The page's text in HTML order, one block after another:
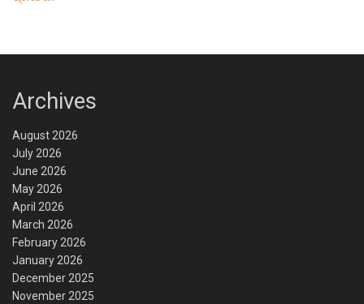
Archives
August 2026
July 2026
June 2026
May 2026
April 2026
March 2026
February 2026
January 2026
December 2025
November 2025